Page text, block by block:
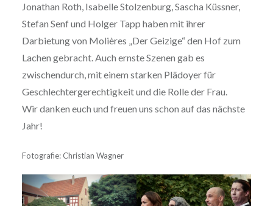
Jonathan Roth, Isabelle Stolzenburg, Sascha Küssner,
Stefan Senf und Holger Tapp haben mit ihrer
Darbietung von Molières „Der Geizige“ den Hof zum
Lachen gebracht. Auch ernste Szenen gab es
zwischendurch, mit einem starken Plädoyer für
Geschlechtergerechtigkeit und die Rolle der Frau.
Wir danken euch und freuen uns schon auf das nächste
Jahr!
Fotografie: Christian Wagner